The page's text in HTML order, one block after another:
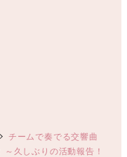
チームで奏でる交響曲
久しぶりの活動報告！